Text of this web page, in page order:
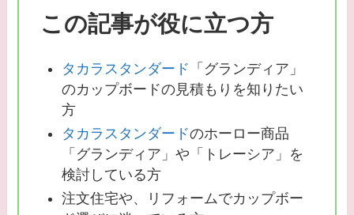
この記事が役に立つ方
タカラスタンダード 「グランディア」
のカップボードの見積もりを知りたい
方
タカラスタンダードのホーロー商品
「グランディア」や「トレーシア」を
検討している方
注文住宅や、リフォームでカップボー